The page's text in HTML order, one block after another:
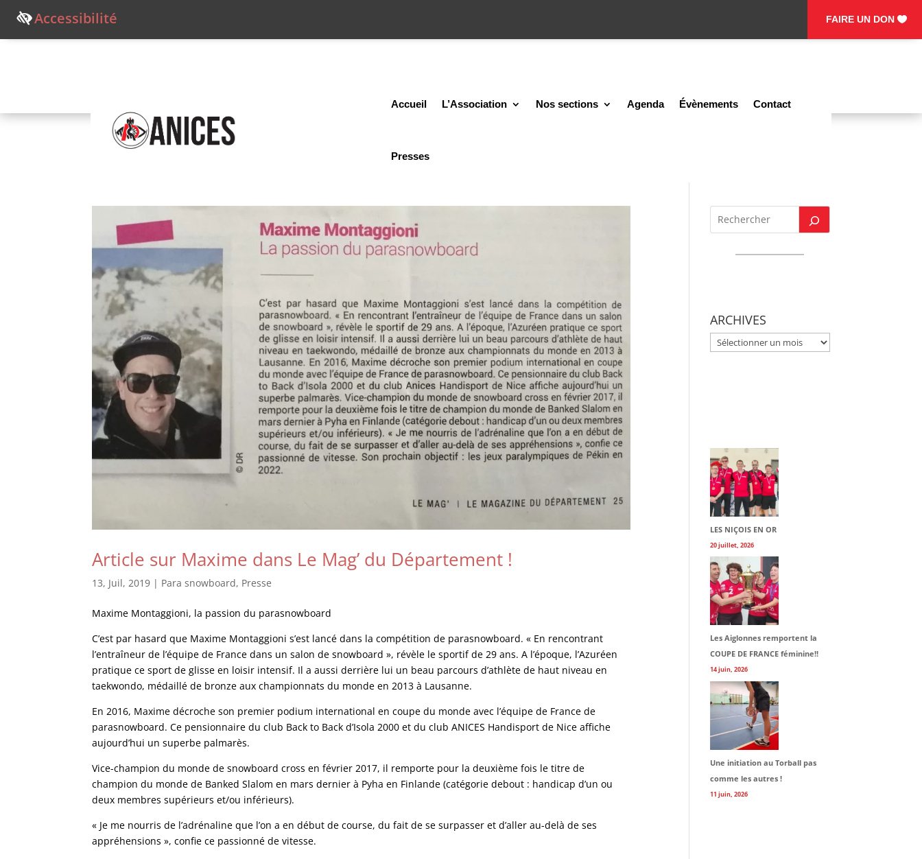
Accessibilité FAIRE UN DON
Accueil L’Association Nos sections Agenda Évènements Contact
Presses
Article sur Maxime dans Le Mag’ du Département !
13, Juil, 2019 | Para snowboard, Presse
Maxime Montaggioni, la passion du parasnowboard
C’est par hasard que Maxime Montaggioni s’est lancé dans la compétition de parasnowboard. « En rencontrant
l’entraîneur de l’équipe de France dans un salon de snowboard », révèle le sportif de 29 ans. A l’époque, l’Azuréen
pratique ce sport de glisse en loisir intensif. Il a aussi derrière lui un beau parcours d’athlète de haut niveau en
taekwondo, médaillé de bronze aux championnats du monde en 2013 à Lausanne.
En 2016, Maxime décroche son premier podium international en coupe du monde avec l’équipe de France de
parasnowboard. Ce pensionnaire du club Back to Back d’Isola 2000 et du club ANICES Handisport de Nice affiche
aujourd’hui un superbe palmarès.
Vice-champion du monde de snowboard cross en février 2017, il remporte pour la deuxième fois le titre de
champion du monde de Banked Slalom en mars dernier à Pyha en Finlande (catégorie debout : handicap d’un ou
deux membres supérieurs et/ou inférieurs).
« Je me nourris de l’adrénaline que l’on a en début de course, du fait de se surpasser et d’aller au-delà de ses
appréhensions », confie ce passionné de vitesse.
ARCHIVES
ARCHIVES
LES NIÇOIS EN OR
20 juillet, 2026
Les Aiglonnes remportent la
COUPE DE FRANCE féminine!!
14 juin, 2026
Une initiation au Torball pas
comme les autres !
11 juin, 2026